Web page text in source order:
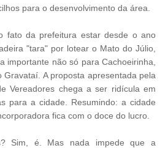
para o desenvolvimento da área.
fato da prefeitura estar desde o ano
"tara" por lotear o Mato do Júlio,
importante não só para Cachoeirinha,
Gravataí. A proposta apresentada pela
Vereadores chega a ser ridícula em
para a cidade. Resumindo: a cidade
fica com o doce do lucro.
Sim, é. Mas nada impede que a